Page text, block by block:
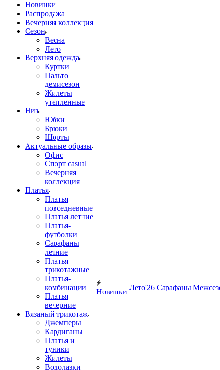
Новинки
Распродажа
Вечерняя коллекция
Сезон
Весна
Лето
Верхняя одежда
Куртки
Пальто
демисезон
Жилеты
утепленные
Низ
Юбки
Брюки
Шорты
Актуальные образы
Офис
Спорт casual
Вечерняя
коллекция
Платья
Платья
повседневные
Платья летние
Платья-
футболки
Сарафаны
летние
Платья
трикотажные
Платья-
комбинации
Платья
вечерние
Вязаный трикотаж
Джемперы
Кардиганы
Платья и
туники
Жилеты
Водолазки
Новинки
Лето'26 Сарафаны